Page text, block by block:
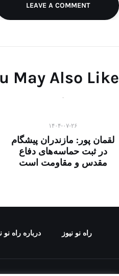
LEAVE A COMMENT
May Also Like
۱۴۰۴-۰۷-۲۶
لقمان پور: مازندران پیشگام
در ثبت حماسه‌های دفاع
مقدس و مقاومت است
راه نو نیوز درباره راه‌ نو